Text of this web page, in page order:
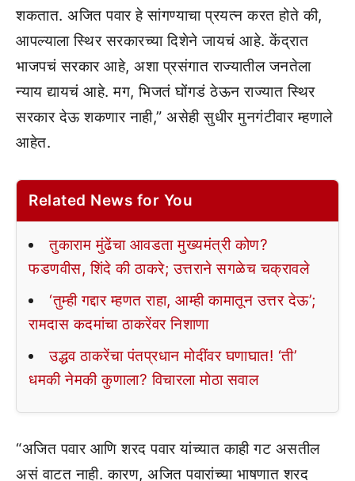
शकतात. अजित पवार हे सांगण्याचा प्रयत्न करत होते की,
आपल्याला स्थिर सरकारच्या दिशेने जायचं आहे. केंद्रात
भाजपचं सरकार आहे, अशा प्रसंगात राज्यातील जनतेला
न्याय द्यायचं आहे. मग, भिजतं घोंगडं ठेऊन राज्यात स्थिर
सरकार देऊ शकणार नाही,” असेही सुधीर मुनगंटीवार म्हणाले
आहेत.
Related News for You
तुकाराम मुंढेंचा आवडता मुख्यमंत्री कोण?
फडणवीस, शिंदे की ठाकरे; उत्तराने सगळेच चक्रावले
‘तुम्ही गद्दार म्हणत राहा, आम्ही कामातून उत्तर देऊ’;
रामदास कदमांचा ठाकरेंवर निशाणा
उद्धव ठाकरेंचा पंतप्रधान मोदींवर घणाघात! ‘ती’
धमकी नेमकी कुणाला? विचारला मोठा सवाल
“अजित पवार आणि शरद पवार यांच्यात काही गट असतील
असं वाटत नाही. कारण, अजित पवारांच्या भाषणात शरद